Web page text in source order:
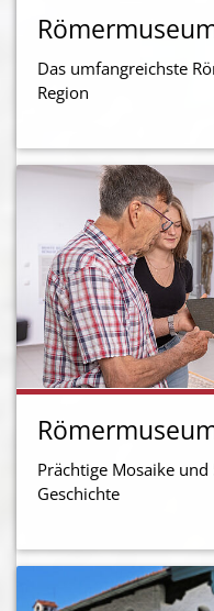
Das umfangreichste
Region
Prächtige Mosaike
Geschichte